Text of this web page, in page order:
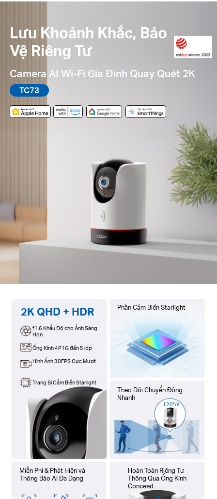
Lưu Khoảnh Khắc, Bảo
Vệ Riêng Tư
Camera AI Wi-Fi Gia Đình Quay Quét 2K
TC73
2K QHD + HDR
f1.6 Khẩu Độ cho Ảnh Sáng
Hơn
Ống Kính 4P1G đến 5 lớp
Hình Ảnh 30FPS Cực Mượt
Trang Bị Cảm Biến Starlight
Phần Cảm Biến Starlight
Miễn Phí & Phát Hiện và
Thông Báo AI Đa Dạng
Hoàn Toàn Riêng Tư
Thông Qua Ống Kính
Conceed
Theo Dõi Chuyển Động
Nhanh
120°/s